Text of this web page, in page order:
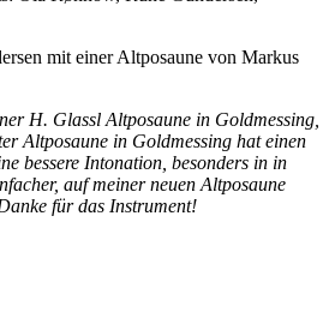
mit einer Altposaune von Markus
H. Glassl Altposaune in Goldmessing,
Altposaune in Goldmessing hat einen
bessere Intonation, besonders in in
auf meiner neuen Altposaune
für das Instrument!